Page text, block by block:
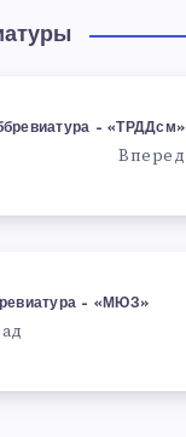
– «ТРДДсм»
Вперед
– «МЮЗ»